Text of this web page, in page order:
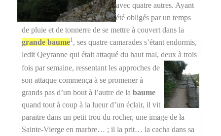
avec quatre autres. Ayant
été obligés par un temps
de pluie et de tonnerre de se mettre à couvert dans la
grande baume1, ses quatre camarades s’étant endormis,
ledit Qeyranne qui était attaqué du haut mal, deux à trois
fois par semaine,ressentant les approches de
son attaque commença à se promener à
grands pas d’un bout à l’autre de labaume
quand tout à coup à la lueur d’un éclair, il vit
paraitre dans un petit trou du rocher, une image de la
Sainte-Vierge en marbre… ; il la prit… la cacha dans sa